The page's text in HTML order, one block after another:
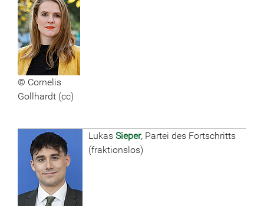
© Cornelis
Gollhardt (cc)
Lukas Sieper, Partei des Fortschritts
(fraktionslos)